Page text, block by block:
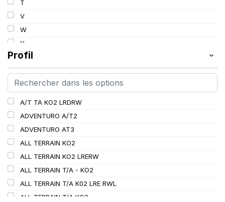
115
116/113
117/114
117/116
118/115
119/116
120
120/116
120/117
T
V
W
Y
Profil
A/T TA KO2 LRDRW
ADVENTURO A/T2
ADVENTURO AT3
ALL TERRAIN KO2
ALL TERRAIN KO2 LRERW
ALL TERRAIN T/A - KO2
ALL TERRAIN T/A K02 LRE RWL
ALL TERRAIN T/A KO2